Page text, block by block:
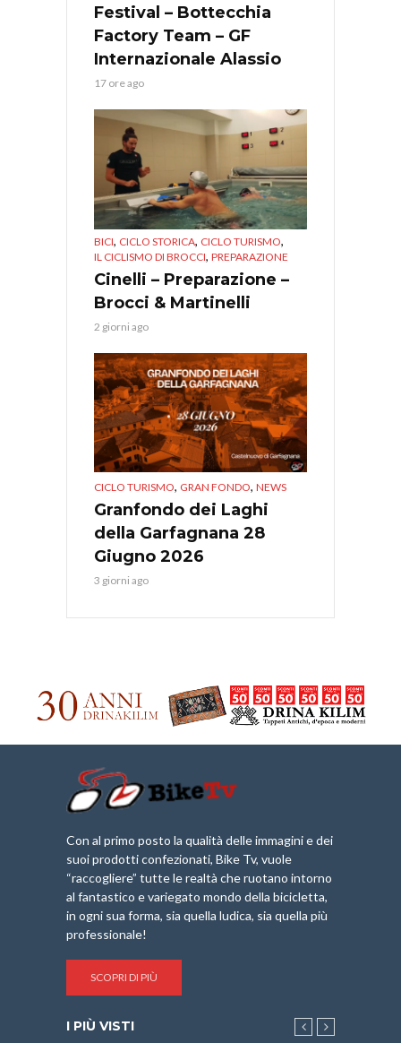
Festival – Bottecchia
Factory Team – GF
Internazionale Alassio
17 ore ago
BICI, CICLO STORICA, CICLO TURISMO,
IL CICLISMO DI BROCCI, PREPARAZIONE
Cinelli – Preparazione –
Brocci & Martinelli
2 giorni ago
CICLO TURISMO, GRAN FONDO, NEWS
Granfondo dei Laghi
della Garfagnana 28
Giugno 2026
3 giorni ago
Con al primo posto la qualità delle immagini e dei
suoi prodotti confezionati, Bike Tv, vuole
“raccogliere” tutte le realtà che ruotano intorno
al fantastico e variegato mondo della bicicletta,
in ogni sua forma, sia quella ludica, sia quella più
professionale!
SCOPRI DI PIÙ
I PIÙ VISTI